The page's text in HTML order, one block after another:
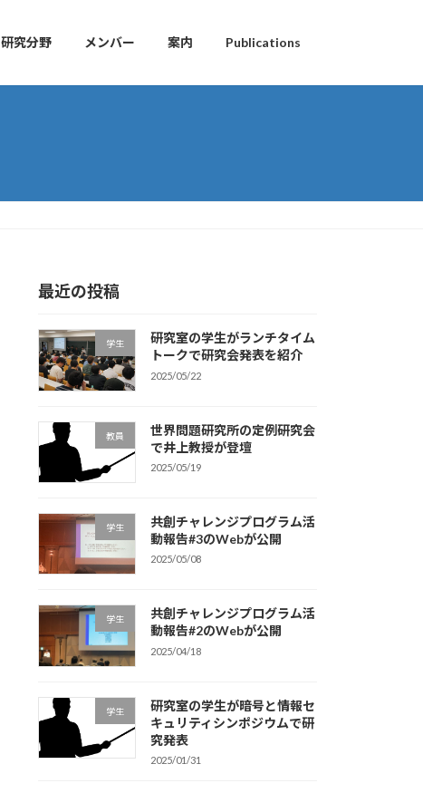
研究分野 メンバー 案内 Publications
最近の投稿
学生
研究室の学生がランチタイム
トークで研究会発表を紹介
2025/05/22
教員
世界問題研究所の定例研究会
で井上教授が登壇
2025/05/19
学生
共創チャレンジプログラム活
動報告#3のWebが公開
2025/05/08
学生
共創チャレンジプログラム活
動報告#2のWebが公開
2025/04/18
学生
研究室の学生が暗号と情報セ
キュリティシンポジウムで研
究発表
2025/01/31